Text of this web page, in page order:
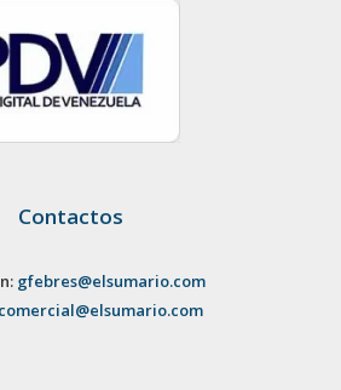
Contactos
gfebres@elsumario.com
comercial@elsumario.com